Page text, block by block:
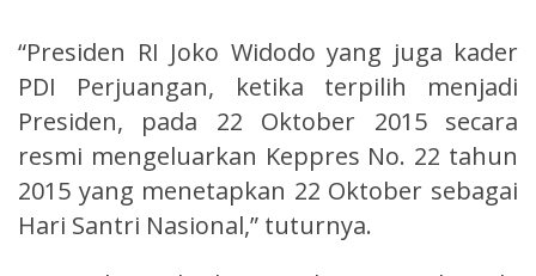
“Presiden RI Joko Widodo yang juga kader
PDI Perjuangan, ketika terpilih menjadi
Presiden, pada 22 Oktober 2015 secara
resmi mengeluarkan Keppres No. 22 tahun
2015 yang menetapkan 22 Oktober sebagai
Hari Santri Nasional,” tuturnya.